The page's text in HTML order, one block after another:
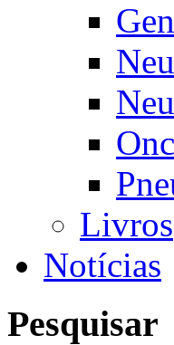
Livros
Notícias
Pesquisar